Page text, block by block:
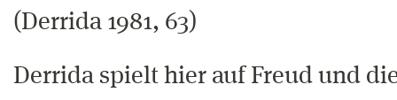
(Derrida 1981, 63)
Derrida spielt hier auf Freud und